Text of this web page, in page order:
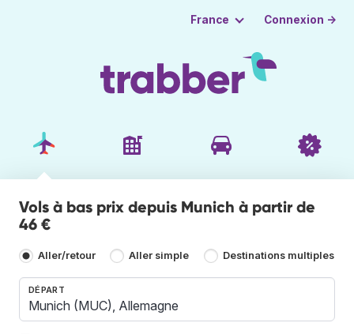
France Connexion →
Vols à bas prix depuis Munich à partir de
46 €
Aller/retour Aller simple Destinations multiples
DÉPART